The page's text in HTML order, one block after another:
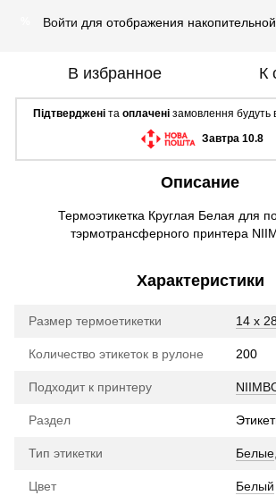
Войти для отображения накопительной
В избранное К
Підтверджені та оплаченізамовлення будуть
Завтра 10.8
Описание
Термоэтикетка Круглая Белая для
тэрмотрансферного принтера
Характеристики
Размер термоетикетки 14 х
Количество этикеток в рулоне 200
Подходит к принтеру
Раздел
Тип этикетки Белые
Цвет Белый